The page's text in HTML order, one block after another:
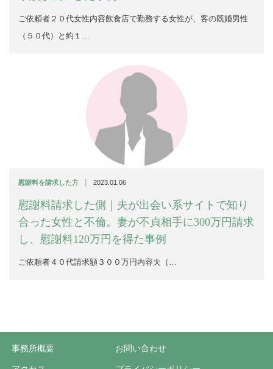
ご依頼者２０代女性内容飲食店で勤務する女性が、客の既婚男性
（５０代）と約１…
慰謝料を請求した方 | 2023.01.06
慰謝料請求した側｜夫が出会い系サイトで知り
合った女性と不倫。妻が不貞相手に300万円請求
し、慰謝料120万円を得た事例
ご依頼者４０代請求額３００万円内容夫（…
事務所概要 お問い合わせ